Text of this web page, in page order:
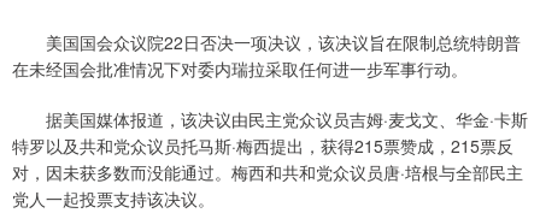
美国国会众议院22日否决一项决议，该决议旨在限制总统特朗普
在未经国会批准情况下对委内瑞拉采取任何进一步军事行动。
据美国媒体报道，该决议由民主党众议员吉姆·麦戈文、华金·卡斯
特罗以及共和党众议员托马斯·梅西提出，获得215票赞成，215票反
对，因未获多数而没能通过。梅西和共和党众议员唐·培根与全部民主
党人一起投票支持该决议。